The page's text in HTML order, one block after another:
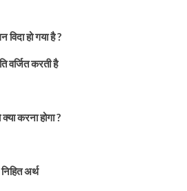
हो गया है ?
वर्जित करती है
करना होगा ?
अर्थ